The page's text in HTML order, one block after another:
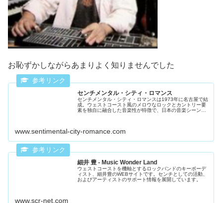
お恥ずかしながらあまりよく知りませんでした
センチメンタル・シティ・ロマンス
センチメンタル・シティ・ロマンスは1973年に名古屋で結
成。ウェストコースト風のメロウなロックとカントリー要
素を独自に融合した音楽性が特徴で、日本の音楽シーンに
www.sentimental-city-romance.com
細井 豊 - Music Wonder Land
ウェストコーストを機軸とするロックバンドのキーボーデ
ィスト、細井豊のWEBサイトです。センチとしての活動、
およびアーティストのサポート情報を展開しています。
www.scr-net.com